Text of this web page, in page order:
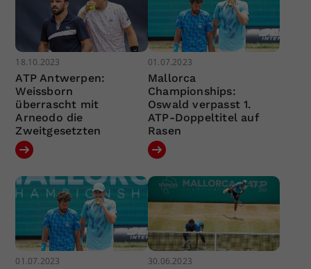
18.10.2023
ATP Antwerpen:
Weissborn
überrascht mit
Arneodo die
Zweitgesetzten
01.07.2023
Mallorca
Championships:
Oswald verpasst 1.
ATP-Doppeltitel auf
Rasen
01.07.2023 30.06.2023